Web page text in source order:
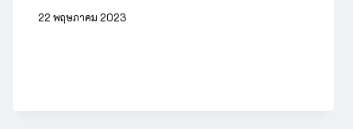
22 พฤษภาคม 2023